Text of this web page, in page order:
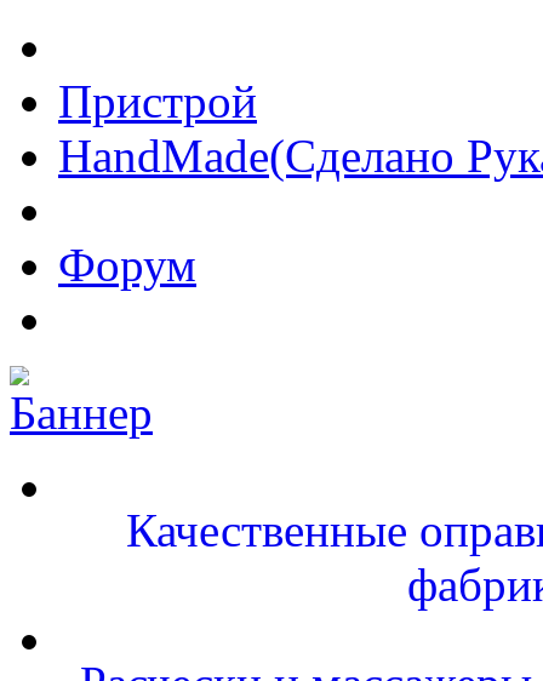
Пристрой
HandMade(Сделано
Форум
Качественные